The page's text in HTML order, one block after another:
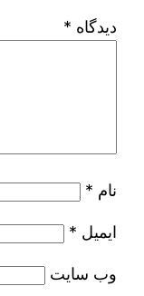
دیدگاه *
نام *
ایمیل *
وب‌ سایت